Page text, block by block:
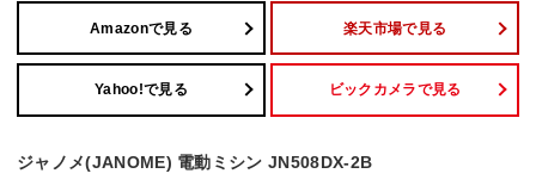
Amazonで見る 楽天市場で見る
Yahoo!で見る ビックカメラで見る
ジャノメ(JANOME) 電動ミシン JN508DX-2B